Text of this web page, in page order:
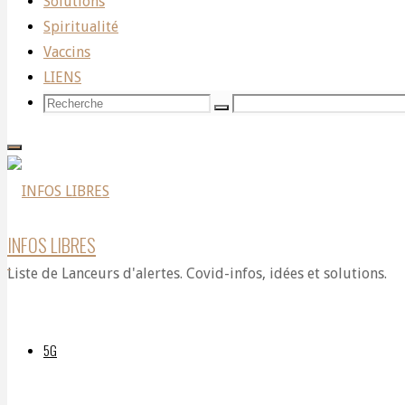
Spiritualité
Vaccins
LIENS
Recherche
Recherche
Recherche
INFOS LIBRES
Liste de Lanceurs d'alertes. Covid-infos, idées et solutions.
5G